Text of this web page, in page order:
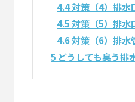
4.4対策（4）排水
4.5対策（5）排水
4.6対策（6）排水
5 どうしても臭う排